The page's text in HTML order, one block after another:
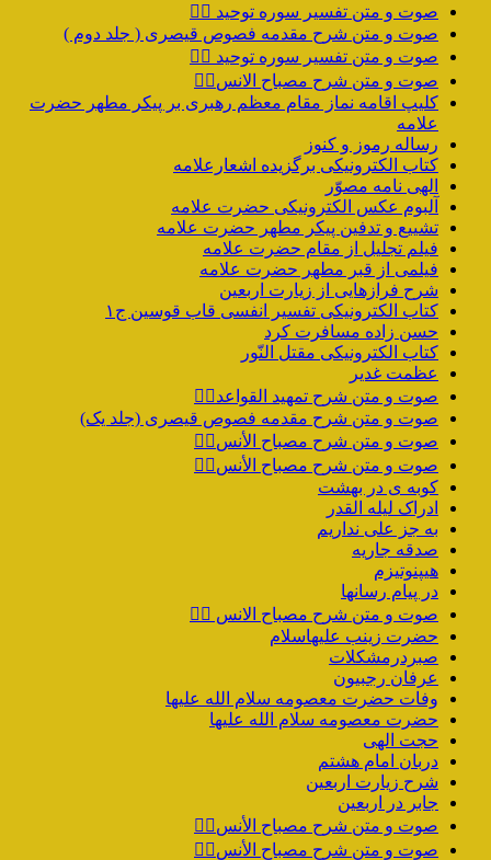
صوت و متن تفسیر سوره توحید ۲️⃣
صوت و متن شرح مقدمه فصوص قیصری ( جلد دوم )
صوت و متن تفسیر سوره توحید ۱️⃣
صوت و متن شرح مصباح الانس۸⃣
کلیپ اقامه نماز مقام معظم رهبری بر پیکر مطهر حضرت
علامه
رساله رموز و کنوز
کتاب الکترونیکی برگزیده اشعارعلامه
الهی نامه مصوّر
آلبوم عکس الکترونیکی حضرت علامه
تشییع و تدفین پیکر مطهر حضرت علامه
فیلم تجلیل از مقام حضرت علامه
فیلمی از قبر مطهر حضرت علامه
شرح فرازهایی از زیارت اربعین
کتاب الکترونیکی تفسیر انفسی قاب قوسین ج۱
حسن زاده مسافرت کرد
کتاب الکترونیکی مقتل النّور
عظمت غدیر
صوت و متن شرح تمهید القواعد۱️⃣
صوت و متن شرح مقدمه فصوص قیصری (جلد یک)
صوت و متن شرح مصباح الأنس۷️⃣
صوت و متن شرح مصباح الأنس۶️⃣
کوبه ی در بهشت
ادراک لیله القدر
به جز علی نداریم
صدقه جاریه
هیپنوتیزم
در پیام رسانها
صوت و متن شرح مصباح الانس ۵️⃣
حضرت زینب علیهاسلام
صبردرمشکلات
عرفان رجبیون
وفات حضرت معصومه سلام الله علیها
حضرت معصومه سلام الله علیها
حجت الهی
دربان امام هشتم
شرح زیارت اربعین
جابر در اربعین
صوت و متن شرح مصباح الأنس۴️⃣
صوت و متن شرح مصباح الأنس۳️⃣